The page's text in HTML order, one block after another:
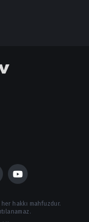
hakkı mahfuzdur.